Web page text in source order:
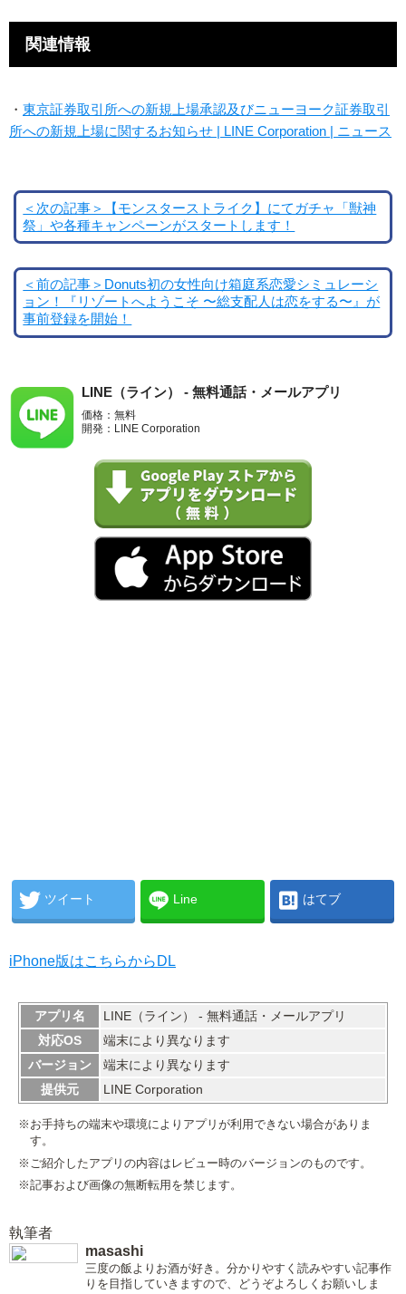
関連情報
・ 東京証券取引所への新規上場承認及びニューヨーク証券取引
所への新規上場に関するお知らせ | LINE Corporation | ニュース
＜次の記事＞【モンスターストライク】にてガチャ「獣神
祭」や各種キャンペーンがスタートします！
＜前の記事＞Donuts初の女性向け箱庭系恋愛シミュレーシ
ョン！『リゾートへようこそ 〜総支配人は恋をする〜』が
事前登録を開始！
LINE（ライン） - 無料通話・メールアプリ
価格：無料
開発：LINE Corporation
ツイート Line はてブ
iPhone版はこちらからDL
アプリ名
LINE（ライン） - 無料通話・メールアプリ
対応OS
端末により異なります
バージョン
端末により異なります
提供元
LINE Corporation
※お手持ちの端末や環境によりアプリが利用できない場合がありま
す。
※ご紹介したアプリの内容はレビュー時のバージョンのものです。
※記事および画像の無断転用を禁じます。
執筆者
masashi
三度の飯よりお酒が好き。分かりやすく読みやすい記事作
りを目指していきますので、どうぞよろしくお願いしま